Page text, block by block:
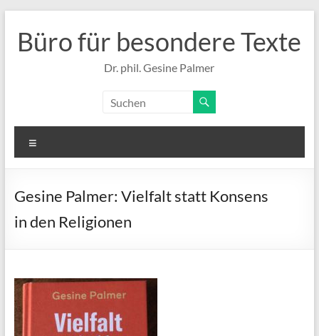
Inhalt
springen
Büro für besondere Texte
Dr. phil. Gesine Palmer
Gesine Palmer: Vielfalt statt Konsens
in den Religionen